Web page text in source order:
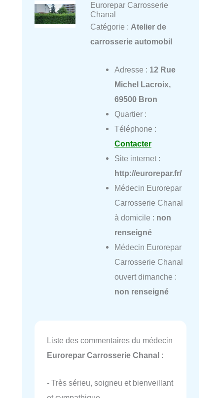
Eurorepar Carrosserie
Chanal
Catégorie : Atelier de
carrosserie automobil
Adresse : 12 Rue
Michel Lacroix,
69500 Bron
Quartier :
Téléphone :
Contacter
Site internet :
http://eurorepar.fr/
Médecin Eurorepar
Carrosserie Chanal
à domicile : non
renseigné
Médecin Eurorepar
Carrosserie Chanal
ouvert dimanche :
non renseigné
Liste des commentaires du médecin
Eurorepar Carrosserie Chanal :
- Très sérieu, soigneu et bienveillant